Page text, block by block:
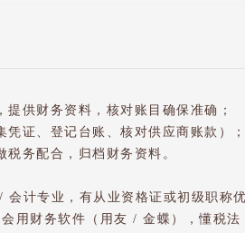
提供财务资料，核对账目确保准确；
凭证、登记台账、核对供应商账款）
务配合，归档财务资料。
会计专业，有从业资格证或初级职称
用财务软件（用友 / 金蝶），懂税法